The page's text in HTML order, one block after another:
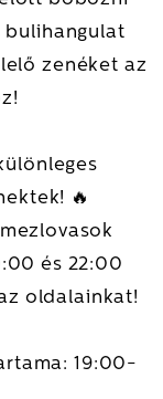
bulihangulat
zenéket az
🔥
és 22:00
oldalainkat!
19:00-